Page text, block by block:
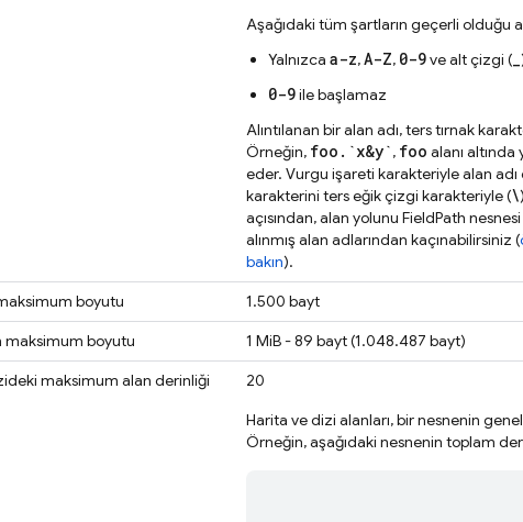
Aşağıdaki tüm şartların geçerli olduğu
Yalnızca a-z,A-Z, 0-9ve alt çizgi (_
0-9ile başlamaz
Alıntılanan bir alan adı, ters tırnak
Örneğin, foo . `x&y`, foo alanı
eder. Vurgu işareti karakteriyle alan
karakterini ters eğik çizgi karakteriyle (\
açısından, alan yolunu FieldPath
alınmış alan adlarından kaçınabilirsiniz (
bakın).
boyutu
1.500 bayt
maksimum boyutu
1 MiB - 89 bayt (1.048.487 bayt)
maksimum alan derinliği
20
Harita ve dizi alanları, bir nesnenin
Örneğin, aşağıdaki nesnenin toplam